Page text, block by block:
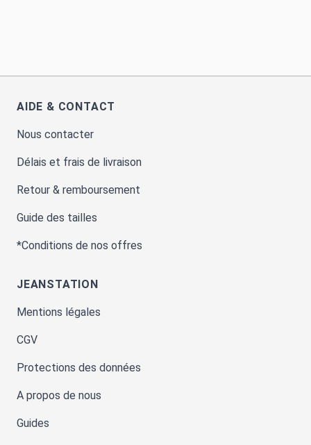
AIDE & CONTACT
Nous contacter
Délais et frais de livraison
Retour & remboursement
Guide des tailles
*Conditions de nos offres
JEANSTATION
Mentions légales
CGV
Protections des données
A propos de nous
Guides